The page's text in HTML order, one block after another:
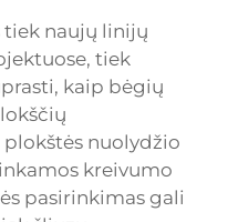
naujų linijų
tiek
kaip bėgių
nuolydžio
kreivumo
pasirinkimas gali